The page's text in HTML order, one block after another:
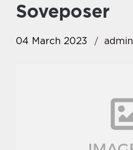
soveposer
04 March 2023 admin